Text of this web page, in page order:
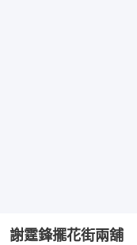
謝霆鋒擺花街兩舖